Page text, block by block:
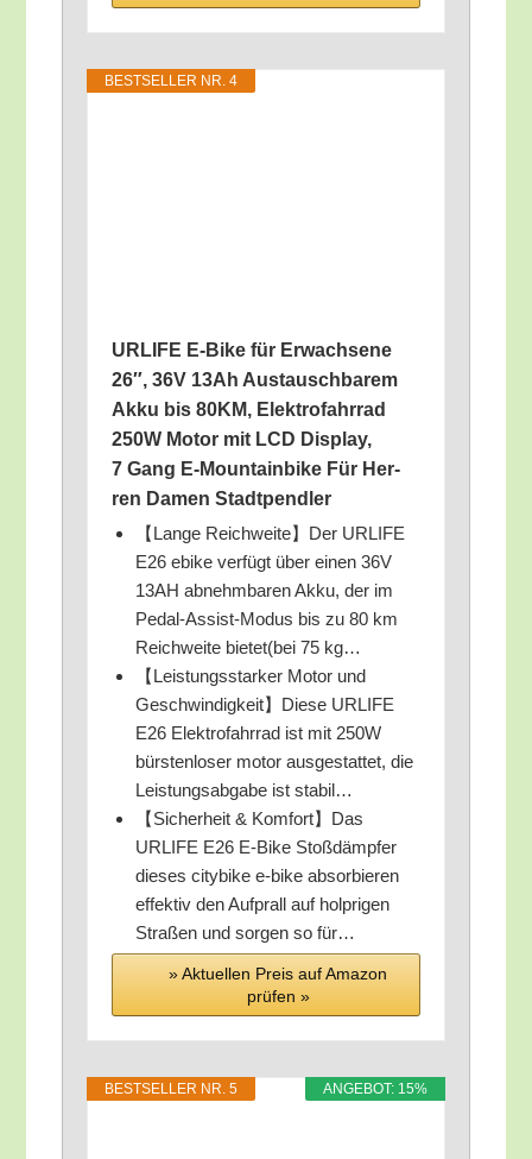
BEST­SEL­LER NR. 4
URLIFE E‑Bike für Erwach­se­ne
26″, 36V 13Ah Aus­tausch­ba­rem
Akku bis 80KM, Elek­tro­fahr­rad
250W Motor mit LCD Dis­play,
7 Gang E‑Mountainbike Für Her­
ren Damen Stadtpendler
【Lan­ge Reichweite】Der URLIFE
E26 ebike ver­fügt über einen 36V
13AH abnehm­ba­ren Akku, der im
Pedal-Assist-Modus bis zu 80 km
Reich­wei­te bietet(bei 75 kg…
【Leis­tungs­star­ker Motor und
Geschwindigkeit】Diese URLIFE
E26 Elek­tro­fahr­rad ist mit 250W
bürs­ten­lo­ser motor aus­ge­stat­tet, die
Leis­tungs­ab­ga­be ist stabil…
【Sicher­heit & Komfort】Das
URLIFE E26 E‑Bike Stoß­dämp­fer
die­ses city­bike e‑bike absor­bie­ren
effek­tiv den Auf­prall auf holp­ri­gen
Stra­ßen und sor­gen so für…
» Aktu­el­len Preis auf Ama­zon
prü­fen »
ANGE­BOT: 15%
BEST­SEL­LER NR. 5